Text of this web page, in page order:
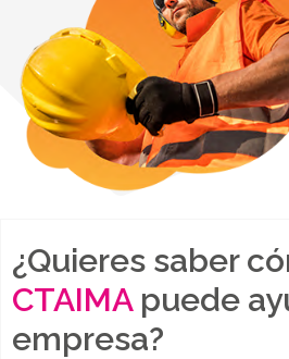
¿Quieres saber
CTAIMApuede
empresa?